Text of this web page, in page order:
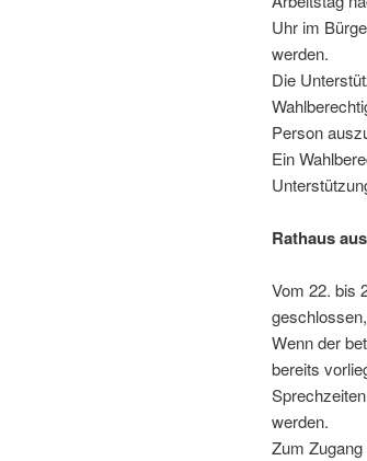
Uhr im
werden.
Die
Person
Ein
Rathaus
Vom 22. bis
Wenn der
bereits
werden.
Zum